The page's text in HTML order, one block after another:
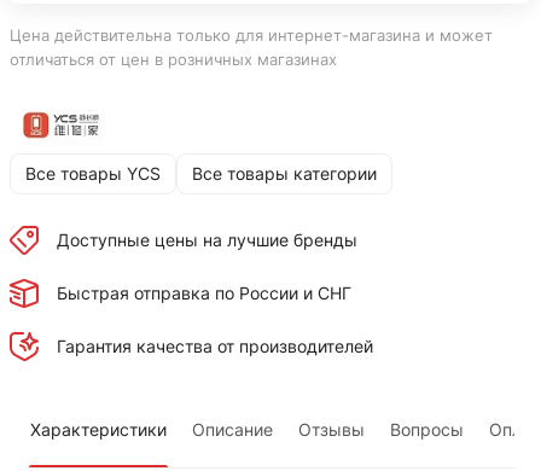
Цена действительна только для интернет-магазина и может
отличаться от цен в розничных магазинах
Все товары YCS Все товары категории
Доступные цены на лучшие бренды
Быстрая отправка по России и СНГ
Гарантия качества от производителей
Характеристики Описание Отзывы Вопросы